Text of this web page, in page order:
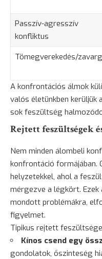
Passzív-agresszív
konfliktus
Tömegverekedés/
A konfrontációs álmok
valós életünkben
sok feszültség
Rejtett feszültségek
Nem minden álombeli
konfrontáció formájában.
helyzetekkel, ahol a
mérgezve a légkört. Ezek
mondott problémákra,
figyelmet.
Tipikus rejtett
Kínos csend egy
gondolatok, őszinteség